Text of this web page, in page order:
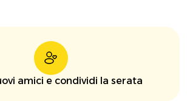
amici e condividi la serata